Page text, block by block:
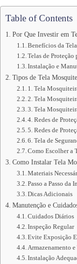
Table of Contents
Por Que Investir em
Benefícios da
Telas de Proteção
Instalação e
Tipos de Tela
1. Tela
2. Tela
3. Tela
4. Redes de
5. Redes de
6. Tela de
Como Escolher a
Como Instalar Tela
Materiais
Passo a Passo da
Dicas Adicionais
Manutenção e
Cuidados Diários
Inspeção Regular
Evite Exposição
Armazenamento
Instalação